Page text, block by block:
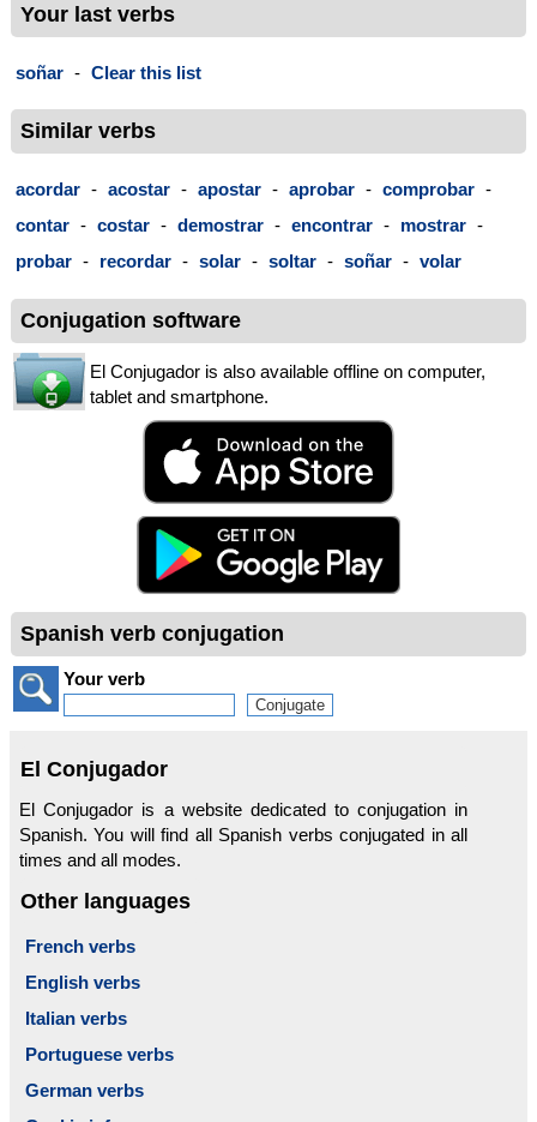
Your last verbs
soñar - Clear this list
Similar verbs
acordar - acostar - apostar - aprobar - comprobar -
contar - costar - demostrar - encontrar - mostrar -
probar - recordar - solar - soltar - soñar - volar
Conjugation software
El Conjugador is also available offline on computer,
tablet and smartphone.
Spanish verb conjugation
Your verb
El Conjugador
El Conjugador is a website dedicated to conjugation in
Spanish. You will find all Spanish verbs conjugated in all
times and all modes.
Other languages
French verbs
English verbs
Italian verbs
Portuguese verbs
German verbs